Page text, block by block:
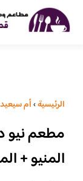
الرئيسية›أم سيعيد
مطعم نيو
المنيو +